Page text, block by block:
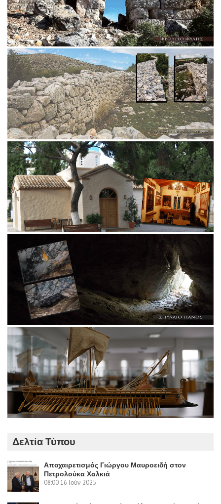
Δελτία Τύπου
Αποχαιρετισμός Γιώργου Μαυροειδή στον
Πετρολούκα Χαλκιά
08:0016 Ιούν 2025